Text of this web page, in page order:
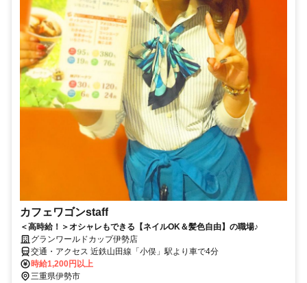
カフェワゴンstaff
＜高時給！＞オシャレもできる【ネイルOK＆髪色自由】の職場♪
グランワールドカップ伊勢店
交通・アクセス 近鉄山田線「小俣」駅より車で4分
時給1,200円以上
三重県伊勢市